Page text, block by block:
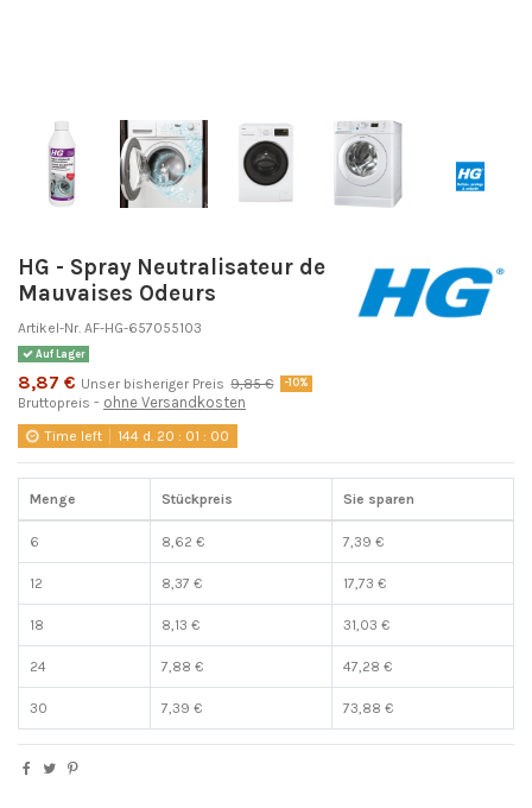
HG - Spray Neutralisateur de
Mauvaises Odeurs
Artikel-Nr. AF-HG-657055103
Auf Lager
8,87 € Unser bisheriger Preis 9,85 € -10%
Bruttopreis ohne Versandkosten
Time left 144 d. 20 : 00:59
Menge Stückpreis Sie sparen
6 8,62 € 7,39 €
12 8,37 € 17,73 €
18 8,13 € 31,03 €
24 7,88 € 47,28 €
30 7,39 € 73,88 €